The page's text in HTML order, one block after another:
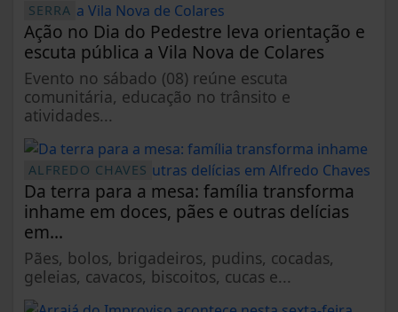
SERRA
Ação no Dia do Pedestre leva orientação e
escuta pública a Vila Nova de Colares
Evento no sábado (08) reúne escuta
comunitária, educação no trânsito e
atividades...
ALFREDO CHAVES
Da terra para a mesa: família transforma
inhame em doces, pães e outras delícias
em...
Pães, bolos, brigadeiros, pudins, cocadas,
geleias, cavacos, biscoitos, cucas e...